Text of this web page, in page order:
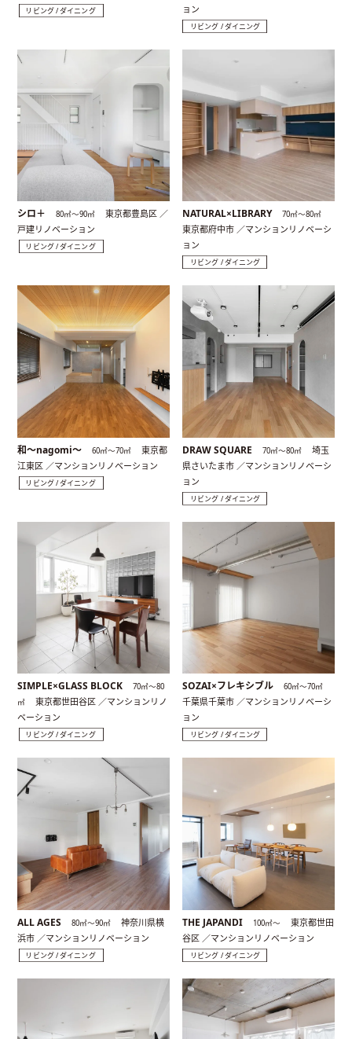
リビング / ダイニング
ョン
リビング / ダイニング
シロ＋ 80㎡〜90㎡
東京都豊島区 ／
戸建リノベーション
リビング / ダイニング
NATURAL×LIBRARY 70㎡〜80㎡
東京都府中市 ／マンションリノベーシ
ョン
リビング / ダイニング
和〜nagomi〜 60㎡〜70㎡
東京都
江東区 ／マンションリノベーション
リビング / ダイニング
DRAW SQUARE 70㎡〜80㎡
埼玉
県さいたま市 ／マンションリノベーシ
ョン
リビング / ダイニング
SIMPLE×GLASS BLOCK
70㎡〜80
㎡
東京都世田谷区 ／マンションリノ
ベーション
リビング / ダイニング
SOZAI×フレキシブル 60㎡〜70㎡
千葉県千葉市 ／マンションリノベーシ
ョン
リビング / ダイニング
ALL AGES 80㎡〜90㎡
神奈川県横
浜市 ／マンションリノベーション
リビング / ダイニング
THE JAPANDI 100㎡〜
東京都世田
谷区 ／マンションリノベーション
リビング / ダイニング